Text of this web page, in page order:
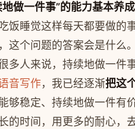
地做一件事”的能力基本养成
饭睡觉这样每天都要做的
这个问题的答案会是什么。
多人来说，持续地做一件
音写作，我已经逐渐把这
够稳定、持续地做一件有
的时间，用更多的耐心，